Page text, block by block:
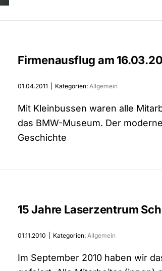
Firmenausflug am
01.04.2011 Kategorien: Allgemein
Mit Kleinbussen waren alle
das BMW-Museum. Der
Geschichte
15 Jahre Laserzentrum
01.11.2010 Kategorien: Allgemein
Im September 2010 haben wir